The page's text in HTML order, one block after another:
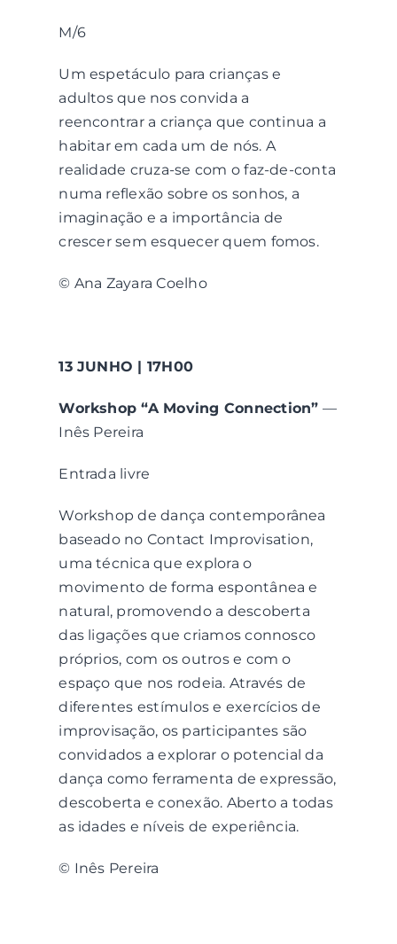
M/6
Um espetáculo para crianças e
adultos que nos convida a
reencontrar a criança que continua a
habitar em cada um de nós. A
realidade cruza-se com o faz-de-conta
numa reflexão sobre os sonhos, a
imaginação e a importância de
crescer sem esquecer quem fomos.
© Ana Zayara Coelho
13 JUNHO | 17H00
Workshop “A Moving Connection” —
Inês Pereira
Entrada livre
Workshop de dança contemporânea
baseado no Contact Improvisation,
uma técnica que explora o
movimento de forma espontânea e
natural, promovendo a descoberta
das ligações que criamos connosco
próprios, com os outros e com o
espaço que nos rodeia. Através de
diferentes estímulos e exercícios de
improvisação, os participantes são
convidados a explorar o potencial da
dança como ferramenta de expressão,
descoberta e conexão. Aberto a todas
as idades e níveis de experiência.
© Inês Pereira